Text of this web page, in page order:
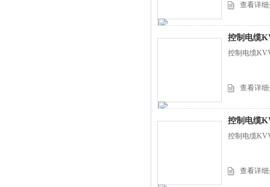
查看详
控制电缆
控制电缆
查看详
控制电缆
控制电缆
查看详